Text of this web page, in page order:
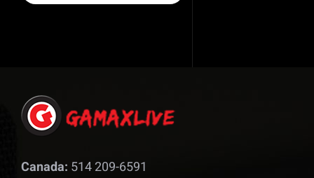
Canada: 514 209-6591